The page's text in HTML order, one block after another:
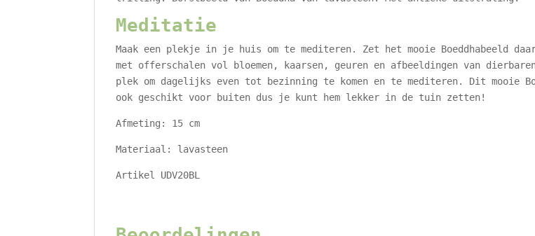
Meditatie
Maak een plekje in je huis om te mediteren. Zet het mooie Boeddhabeeld
met offerschalen vol bloemen, kaarsen, geuren en afbeeldingen van
plek om dagelijks even tot bezinning te komen en te mediteren. Dit mooie
ook geschikt voor buiten dus je kunt hem lekker in de tuin zetten!
Afmeting: 15 cm
Materiaal: lavasteen
Artikel UDV20BL